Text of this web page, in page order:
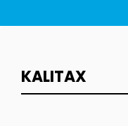
KALITAX